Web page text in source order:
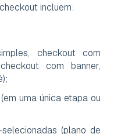
incluem:
checkout com
com banner,
uma única etapa ou
(plano de